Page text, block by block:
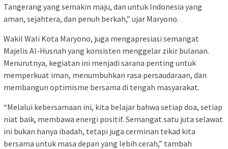
Tangerang yang semakin maju, dan untuk Indonesia yang
aman, sejahtera, dan penuh berkah,” ujar Maryono.
Wakil Wali Kota Maryono, juga mengapresiasi semangat
Majelis Al-Husnah yang konsisten menggelar zikir bulanan.
Menurutnya, kegiatan ini menjadi sarana penting untuk
memperkuat iman, menumbuhkan rasa persaudaraan, dan
membangun optimisme bersama di tengah masyarakat.
“Melalui kebersamaan ini, kita belajar bahwa setiap doa, setiap
niat baik, membawa energi positif. Semangat satu juta selawat
ini bukan hanya ibadah, tetapi juga cerminan tekad kita
bersama untuk masa depan yang lebih cerah,” tambah